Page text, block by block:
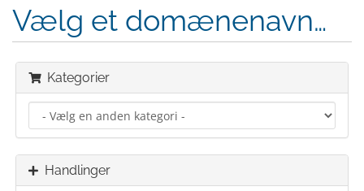
Vælg et domænenavn…
Kategorier
Handlinger